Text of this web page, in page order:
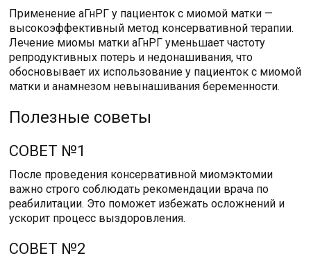
Применение аГнРГ у пациенток с миомой матки —
высокоэффективный метод консервативной терапии.
Лечение миомы матки аГнРГ уменьшает частоту
репродуктивных потерь и недонашивания, что
обосновывает их использование у пациенток с миомой
матки и анамнезом невынашивания беременности.
Полезные советы
СОВЕТ №1
После проведения консервативной миомэктомии
важно строго соблюдать рекомендации врача по
реабилитации. Это поможет избежать осложнений и
ускорит процесс выздоровления.
СОВЕТ №2